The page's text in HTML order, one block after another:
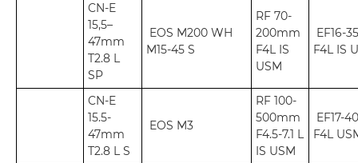
CN-E
15,5–
47mm
T2.8 L
SP
EOS M200 WH
M15-45 S
RF 70-
200mm
F4L IS
USM
EF16-
F4L IS
CN-E
15.5-
47mm
T2.8 L S
EOS M3
RF 100-
500mm
F4.5-7.1 L
IS USM
EF17-
F4L